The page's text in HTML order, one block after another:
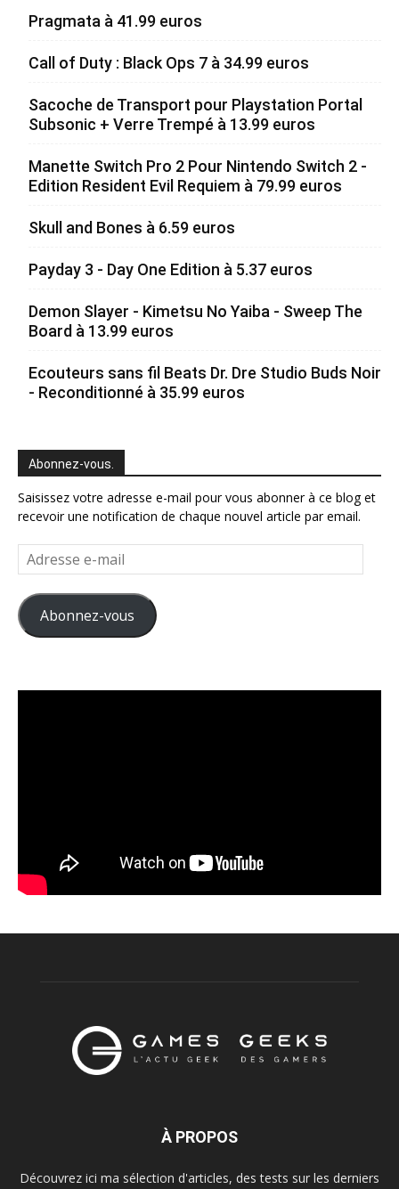
Pragmata à 41.99 euros
Call of Duty : Black Ops 7 à 34.99 euros
Sacoche de Transport pour Playstation Portal
Subsonic + Verre Trempé à 13.99 euros
Manette Switch Pro 2 Pour Nintendo Switch 2 -
Edition Resident Evil Requiem à 79.99 euros
Skull and Bones à 6.59 euros
Payday 3 - Day One Edition à 5.37 euros
Demon Slayer - Kimetsu No Yaiba - Sweep The
Board à 13.99 euros
Ecouteurs sans fil Beats Dr. Dre Studio Buds Noir
- Reconditionné à 35.99 euros
Abonnez-vous.
Saisissez votre adresse e-mail pour vous abonner à ce blog et
recevoir une notification de chaque nouvel article par email.
Adresse
e-
mail
Abonnez-vous
À PROPOS
Découvrez ici ma sélection d'articles, des tests sur les derniers